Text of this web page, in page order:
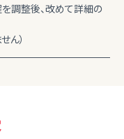
調整後、改めて詳細の
ん）